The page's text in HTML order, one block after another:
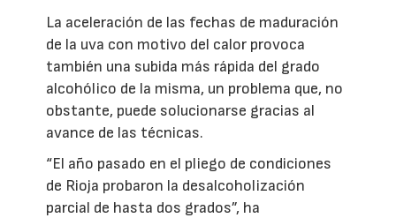
La aceleración de las fechas de maduración
de la uva con motivo del calor provoca
también una subida más rápida del grado
alcohólico de la misma, un problema que, no
obstante, puede solucionarse gracias al
avance de las técnicas.
“El año pasado en el pliego de condiciones
de Rioja probaron la desalcoholización
parcial de hasta dos grados”, ha